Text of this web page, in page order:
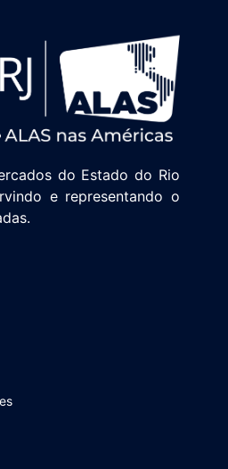
do Estado do Rio
e representando o